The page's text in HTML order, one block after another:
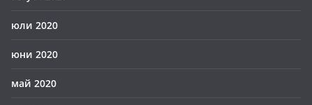
юли 2020
юни 2020
май 2020